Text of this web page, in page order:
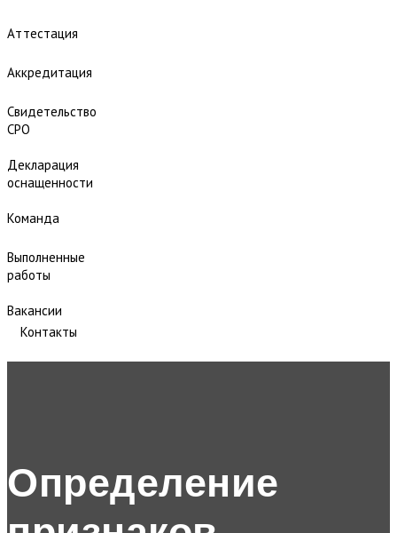
Аттестация
Аккредитация
Свидетельство
СРО
Декларация
оснащенности
Команда
Выполненные
работы
Вакансии
Контакты
Определение